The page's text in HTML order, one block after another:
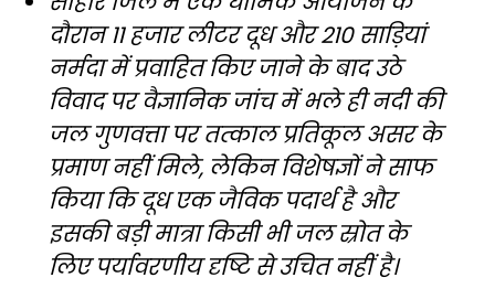
दौरान 11 हजार लीटर दूध और 210 साड़ियां
नर्मदा में प्रवाहित किए जाने के बाद उठे
विवाद पर वैज्ञानिक जांच में भले ही नदी की
जल गुणवत्ता पर तत्काल प्रतिकूल असर के
प्रमाण नहीं मिले, लेकिन विशेषज्ञों ने साफ
किया कि दूध एक जैविक पदार्थ है और
इसकी बड़ी मात्रा किसी भी जल स्रोत के
लिए पर्यावरणीय दृष्टि से उचित नहीं है।